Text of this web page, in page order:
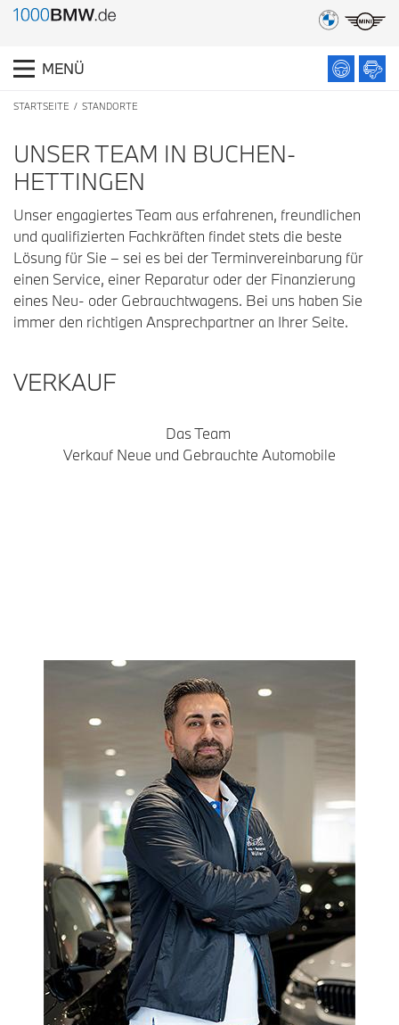
MENÜ
STARTSEITE STANDORTE
UNSER TEAM IN BUCHEN-
HETTINGEN
Unser engagiertes Team aus erfahrenen, freundlichen
und qualifizierten Fachkräften findet stets die beste
Lösung für Sie – sei es bei der Terminvereinbarung für
einen Service, einer Reparatur oder der Finanzierung
eines Neu- oder Gebrauchtwagens. Bei uns haben Sie
immer den richtigen Ansprechpartner an Ihrer Seite.
VERKAUF
Das Team
Verkauf Neue und Gebrauchte Automobile